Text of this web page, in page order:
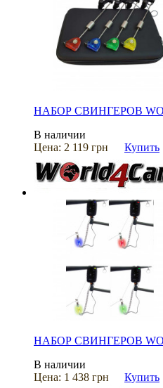
НАБОР СВИНГЕРОВ
В наличии
Цена: 2 119 грн Купить
НАБОР СВИНГЕРОВ
В наличии
Цена: 1 438 грн Купить